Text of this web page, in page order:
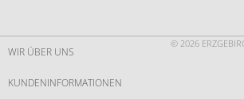
© 2026
WIR ÜBER UNS
KUNDENINFORMATIONEN